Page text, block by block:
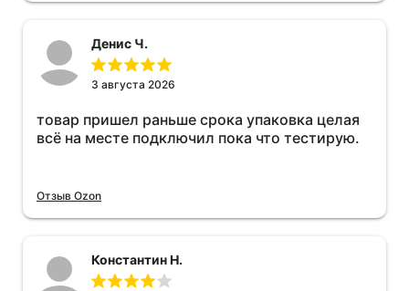
Денис Ч.
3 августа 2026
товар пришел раньше срока упаковка целая
всё на месте подключил пока что тестирую.
Отзыв Ozon
Константин Н.